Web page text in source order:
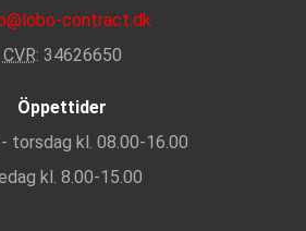
contract.dk
CVR: 34626650
Öppettider
torsdag kl. 08.00-16.00
kl. 8.00-15.00